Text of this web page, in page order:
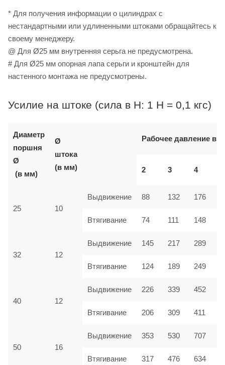
* Для получения информации о цилиндрах с
нестандартными или удлиненными штоками обращайтесь к
своему менеджеру.
@ Для Ø25 мм внутренняя серьга не предусмотрена.
# Для Ø25 мм опорная лапа серьги и кронштейн для
настенного монтажа не предусмотрены.
Усилие на штоке (сила в Н: 1 Н = 0,1 кгс)
Диаметр
поршня
Ø
(в мм)
Ø
штока
(в мм)
Рабочее давление в
2 3 4
25 10
Выдвижение 88 132 176
Втягивание 74 111 148
32 12
Выдвижение 145 217 289
Втягивание 124 189 249
40 12
Выдвижение 226 339 452
Втягивание 206 309 411
50 16
Выдвижение 353 530 707
Втягивание 317 476 634